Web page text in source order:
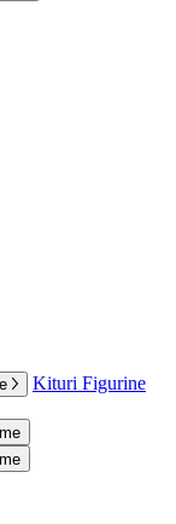
Kituri Figurine